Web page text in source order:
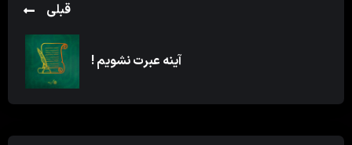
قبلی
آینه عبرت نشویم !